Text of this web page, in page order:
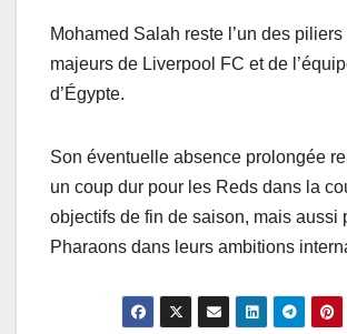
Mohamed Salah reste l’un des
majeurs de Liverpool FC et de
d’Égypte.
Son éventuelle absence prolongée
un coup dur pour les Reds dans la
objectifs de fin de saison, mais aussi
Pharaons dans leurs ambitions